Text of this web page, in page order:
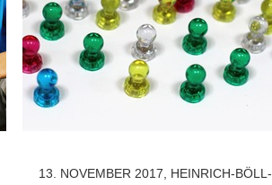
13. NOVEMBER 2017, HEINRICH-BÖLL-